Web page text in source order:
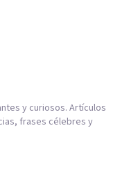
y curiosos. Artículos
frases célebres y